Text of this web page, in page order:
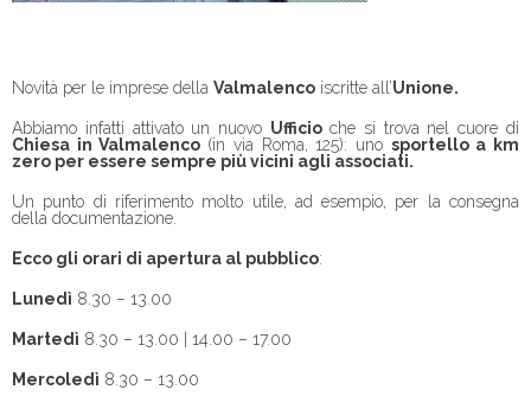
Novità per le imprese della Valmalenco iscritte all’Unione.
Abbiamo infatti attivato un nuovo Ufficio che si trova nel cuore di
Chiesa in Valmalenco (in via Roma, 125): uno sportello a km
zero per essere sempre più vicini agli associati.
Un punto di riferimento molto utile, ad esempio, per la consegna
della documentazione.
Ecco gli orari di apertura al pubblico:
Lunedì 8.30 – 13.00
Martedì 8.30 – 13.00 | 14.00 – 17.00
Mercoledì 8.30 – 13.00